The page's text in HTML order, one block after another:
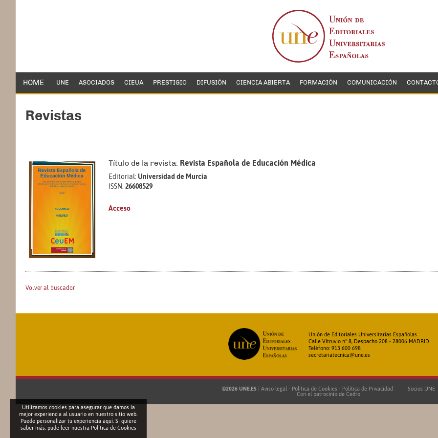
HOME UNE ASOCIADOS CIEUA PRESTIGIO DIFUSIÓN CIENCIA ABIERTA FORMACIÓN COMUNICACIÓN
Revistas
Título de la revista: Revista Española de Educación Médica
Editorial: Universidad de Murcia
ISSN: 26608529
Acceso
Volver al buscador
Unión de Editoriales Universitarias Españolas
Calle Vitruvio nº 8, Despacho 208 - 28006 MADRID
Teléfono: 913 600 698
secretariatecnica@une.es
©2026 UNE.ES Aviso legal - Política de Cookies - Política de Privacidad
Socios UNE
Con el patrocinio de Cedro
Utilizamos cookies para asegurar que damos la
mejor experiencia al usuario en nuestro sitio web.
Puede personalizar tu experiencia aquí. Si quiere
saber más, pude leer nuestra Política de Cookies